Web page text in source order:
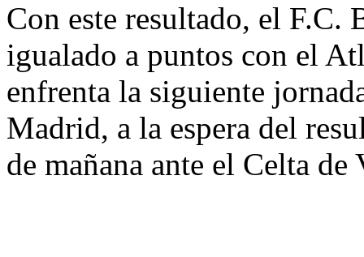
Con este resultado, el F.C.
igualado a puntos con el
enfrenta la siguiente
Madrid, a la espera del
de mañana ante el Celta de